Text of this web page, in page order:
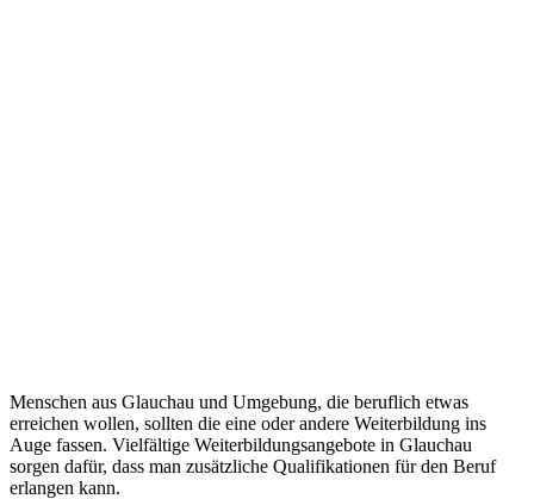
Menschen aus Glauchau und Umgebung, die beruflich etwas
erreichen wollen, sollten die eine oder andere Weiterbildung ins
Auge fassen. Vielfältige Weiterbildungsangebote in Glauchau
sorgen dafür, dass man zusätzliche Qualifikationen für den Beruf
erlangen kann.